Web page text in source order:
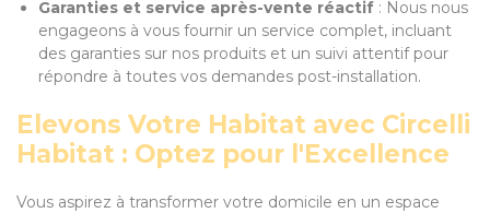
Garanties et service après-vente réactif : Nous nous
engageons à vous fournir un service complet, incluant
des garanties sur nos produits et un suivi attentif pour
répondre à toutes vos demandes post-installation.
Elevons Votre Habitat avec Circelli
Habitat : Optez pour l'Excellence
Vous aspirez à transformer votre domicile en un espace